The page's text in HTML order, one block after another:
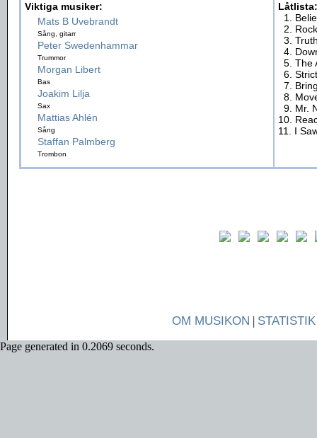
Viktiga musiker:
Mats B Uvebrandt
Sång, gitarr
Peter Swedenhammar
Trummor
Morgan Libert
Bas
Joakim Lilja
Sax
Mattias Ahlén
Sång
Staffan Palmberg
Trombon
Låtlista:
1.
2.
3.
4.
5. The
6.
7.
8.
9. Mr.
10.
11. I
OM MUSIKON | STATISTIK
Page generated in 0.2069 seconds.